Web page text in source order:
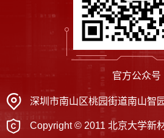
深圳市南山区桃园街道南山智
Copyright © 2011 北京大学新
官方公众号